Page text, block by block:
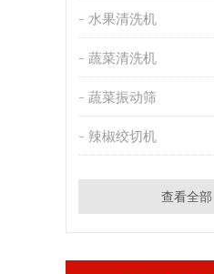
水果清洗机
蔬菜清洗机
蔬菜振动筛
辣椒绞切机
查看全部